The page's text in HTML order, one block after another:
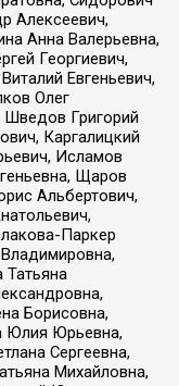
Алексеевич,
Анна Валерьевна,
Георгиевич,
Евгеньевич,
Олег
Григорий
Каргалицкий
Исламов
Щаров
Альбертович,
Паркер
Татьяна
Борисовна,
Юлия Юрьевна,
Сергеевна,
Михайловна,